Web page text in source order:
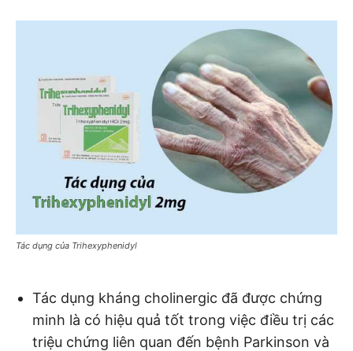
Tác dụng của Trihexyphenidyl
Tác dụng kháng cholinergic đã được chứng
minh là có hiệu quả tốt trong việc điều trị các
triệu chứng liên quan đến bệnh Parkinson và